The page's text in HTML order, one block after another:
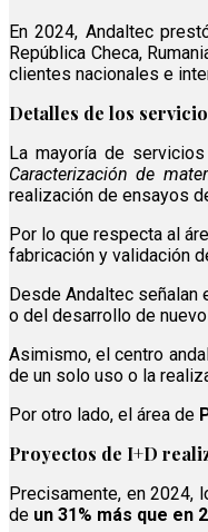
En 2024, Andaltec
República Checa,
clientes nacionales e
Detalles de los
La mayoría de
Caracterización de
realización de ensayos
Por lo que respecta al
fabricación y validación
Desde Andaltec
o del desarrollo de
Asimismo, el centro
de un solo uso o la
Por otro lado, el área de
Proyectos de I+D
Precisamente, en
de un 31% más que en